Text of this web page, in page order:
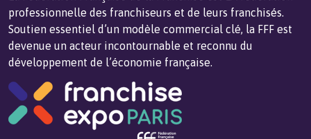
professionnelle des franchiseurs et de leurs franchisés.
Soutien essentiel d’un modèle commercial clé, la FFF est
devenue un acteur incontournable et reconnu du
développement de l’économie française.